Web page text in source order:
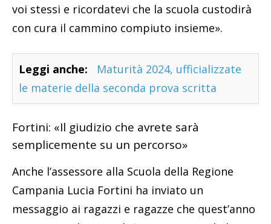
voi stessi e ricordatevi che la scuola custodirà
con cura il cammino compiuto insieme».
Leggi anche:
Maturità 2024, ufficializzate
le materie della seconda prova scritta
Fortini: «Il giudizio che avrete sarà
semplicemente su un percorso»
Anche l’assessore alla Scuola della Regione
Campania Lucia Fortini ha inviato un
messaggio ai ragazzi e ragazze che quest’anno